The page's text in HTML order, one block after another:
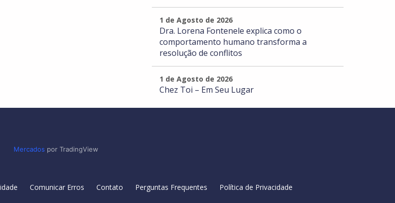
1 de Agosto de 2026
Dra. Lorena Fontenele explica como o
comportamento humano transforma a
resolução de conflitos
1 de Agosto de 2026
Chez Toi – Em Seu Lugar
Mercados por TradingView
Comunicar Erros Contato Perguntas Frequentes Política de Privacidade